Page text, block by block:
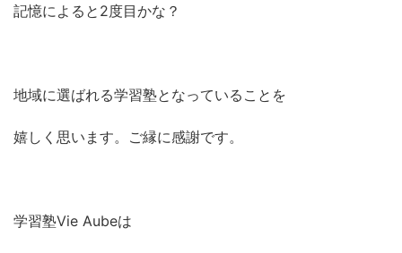
記憶によると2度目かな？
地域に選ばれる学習塾となっていることを
嬉しく思います。ご縁に感謝です。
学習塾Vie Aubeは